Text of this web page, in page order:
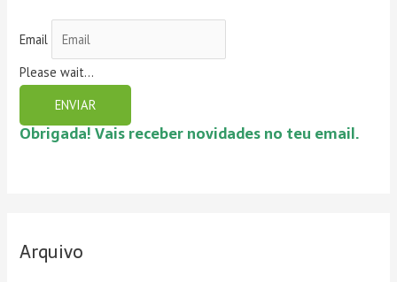
c
f
r
Email
Please wait...
ENVIAR
Obrigada! Vais receber novidades no teu email.
Arquivo